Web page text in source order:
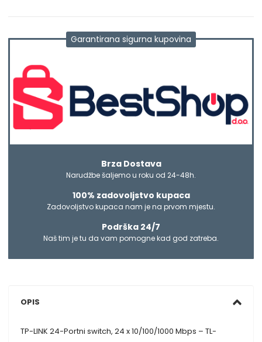
Garantirana sigurna kupovina
Brza Dostava
Narudžbe šaljemo u roku od 24-48h.
100% zadovoljstvo kupaca
Zadovoljstvo kupaca nam je na prvom mjestu.
Podrška 24/7
Naš tim je tu da vam pomogne kad god zatreba.
OPIS
TP-LINK 24-Portni switch, 24 x 10/100/1000 Mbps – TL-